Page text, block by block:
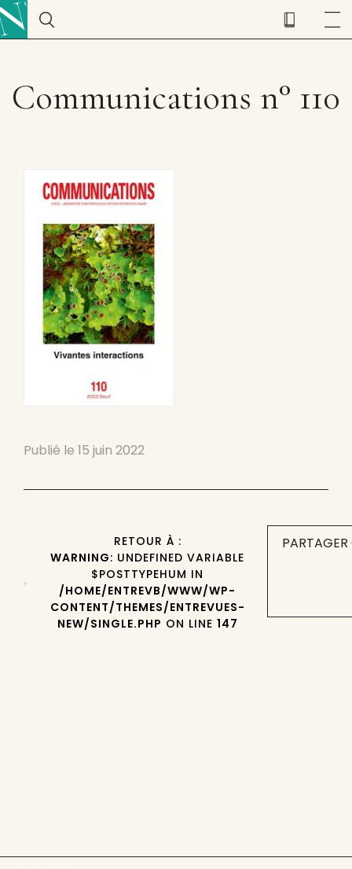
Communications n° 110
Publié le 15 juin 2022
RETOUR À :
WARNING: UNDEFINED VARIABLE
$POSTTYPEHUM IN
/HOME/ENTREVB/WWW/WP-
CONTENT/THEMES/ENTREVUES-
NEW/SINGLE.PHP ON LINE 147